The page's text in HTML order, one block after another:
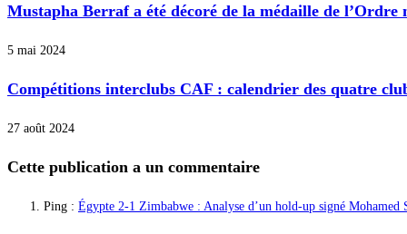
Mustapha Berraf a été décoré de la médaille de
5 mai 2024
Compétitions interclubs CAF : calendrier des quatre
27 août 2024
Cette publication a un commentaire
Ping : Égypte 2-1 Zimbabwe : Analyse d’un hold-up signé Mohamed